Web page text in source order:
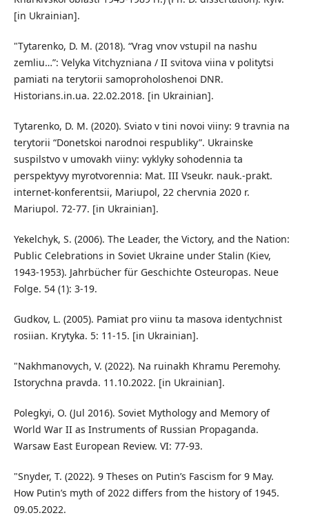
[in Ukrainian].
"Tytarenko, D. M. (2018). “Vrag vnov vstupil na nashu
zemliu…”: Velyka Vitchyzniana / II svitova viina v politytsi
pamiati na terytorii samoproholoshenoi DNR.
Historians.in.ua. 22.02.2018. [in Ukrainian].
Tytarenko, D. M. (2020). Sviato v tini novoi viiny: 9 travnia na
terytorii “Donetskoi narodnoi respubliky”. Ukrainske
suspilstvo v umovakh viiny: vyklyky sohodennia ta
perspektyvy myrotvorennia: Mat. III Vseukr. nauk.-prakt.
internet-konferentsii, Mariupol, 22 chervnia 2020 r.
Mariupol. 72-77. [in Ukrainian].
Yekelchyk, S. (2006). The Leader, the Victory, and the Nation:
Public Celebrations in Soviet Ukraine under Stalin (Kiev,
1943-1953). Jahrbücher für Geschichte Osteuropas. Neue
Folge. 54 (1): 3-19.
Gudkov, L. (2005). Pamiat pro viinu ta masova identychnist
rosiian. Krytyka. 5: 11-15. [in Ukrainian].
"Nakhmanovych, V. (2022). Na ruinakh Khramu Peremohy.
Istorychna pravda. 11.10.2022. [in Ukrainian].
Polegkyi, O. (Jul 2016). Soviet Mythology and Memory of
World War II as Instruments of Russian Propaganda.
Warsaw East European Review. VI: 77-93.
"Snyder, T. (2022). 9 Theses on Putin’s Fascism for 9 May.
How Putin’s myth of 2022 differs from the history of 1945.
09.05.2022.